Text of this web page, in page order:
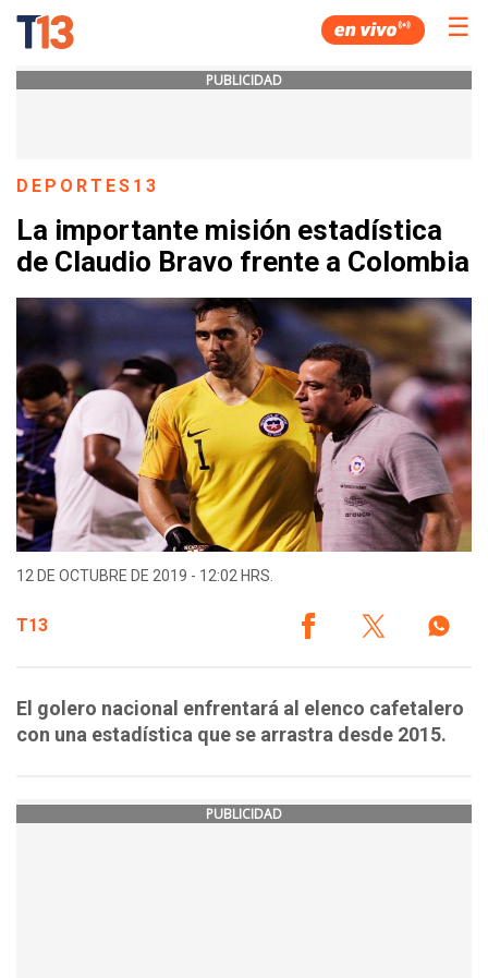
☰
PUBLICIDAD
DEPORTES13
La importante misión estadística
de Claudio Bravo frente a Colombia
12 DE OCTUBRE DE 2019 - 12:02 HRS.
T13
El golero nacional enfrentará al elenco cafetalero
con una estadística que se arrastra desde 2015.
PUBLICIDAD